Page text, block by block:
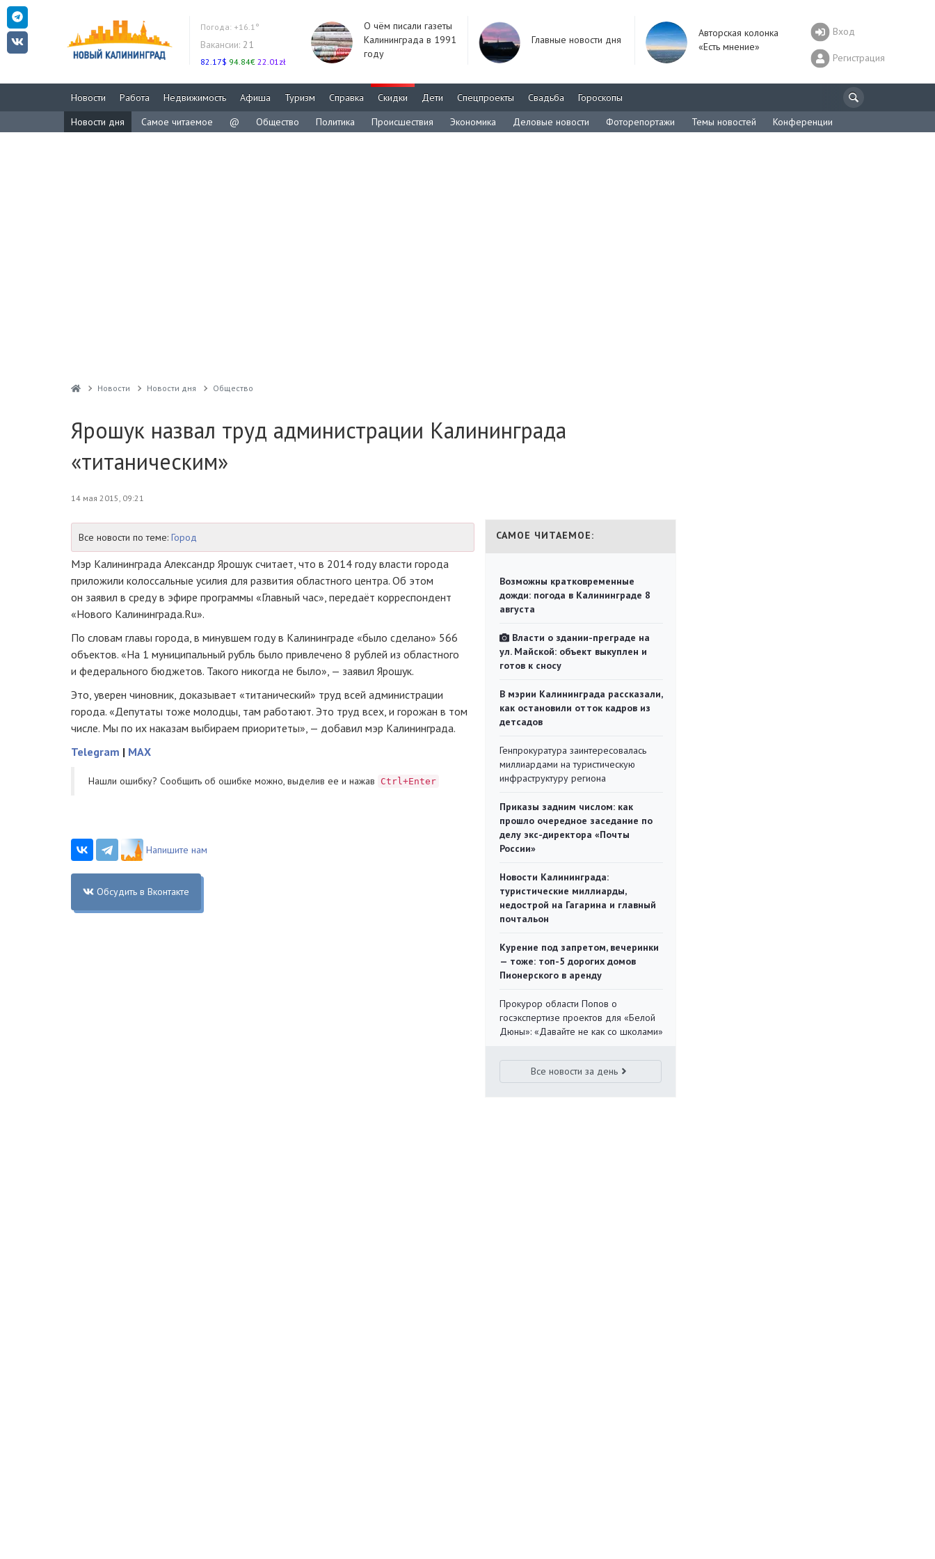
Погода: +16.1°
Вакансии: 21
82.17$ 94.84€ 22.01zł
О чём писали газеты
Калининграда в 1991
году
Главные новости дня
Авторская колонка
«Есть мнение»
Вход
Регистрация
Новости Работа Недвижимость Афиша Туризм Справка Скидки Дети Спецпроекты Свадьба
Гороскопы
Новости дня
Самое читаемое @ Общество Политика Происшествия Экономика Деловые новости Фоторепортажи Темы новостей Конференции
Новости Новости дня Общество
Ярошук назвал труд администрации Калининграда
«титаническим»
14 мая 2015, 09:21
Все новости по теме: Город
Мэр Калининграда Александр Ярошук считает, что в 2014 году власти города
приложили колоссальные усилия для развития областного центра. Об этом
он заявил в среду в эфире программы «Главный час», передаёт корреспондент
«Нового Калининграда.Ru».
По словам главы города, в минувшем году в Калининграде «было сделано» 566
объектов. «На 1 муниципальный рубль было привлечено 8 рублей из областного
и федерального бюджетов. Такого никогда не было», — заявил Ярошук.
Это, уверен чиновник, доказывает «титанический» труд всей администрации
города. «Депутаты тоже молодцы, там работают. Это труд всех, и горожан в том
числе. Мы по их наказам выбираем приоритеты», — добавил мэр Калининграда.
Telegram | MAX
Нашли ошибку? Cообщить об ошибке можно, выделив ее и нажав Ctrl+Enter
Напишите нам
Обсудить в Вконтакте
САМОЕ ЧИТАЕМОЕ:
Возможны кратковременные
дожди: погода в Калининграде 8
августа
Власти о здании-преграде на
ул. Майской: объект выкуплен и
готов к сносу
В мэрии Калининграда рассказали,
как остановили отток кадров из
детсадов
Генпрокуратура заинтересовалась
миллиардами на туристическую
инфраструктуру региона
Приказы задним числом: как
прошло очередное заседание по
делу экс-директора «Почты
России»
Новости Калининграда:
туристические миллиарды,
недострой на Гагарина и главный
почтальон
Курение под запретом, вечеринки
— тоже: топ-5 дорогих домов
Пионерского в аренду
Прокурор области Попов о
госэкспертизе проектов для «Белой
Дюны»: «Давайте не как со школами»
Все новости за день